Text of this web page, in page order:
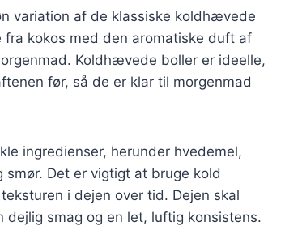
variation af de klassiske koldhævede
kokos med den aromatiske duft af
Koldhævede boller er ideelle,
før, så de er klar til morgenmad
ingredienser, herunder hvedemel,
Det er vigtigt at bruge kold
i dejen over tid. Dejen skal
smag og en let, luftig konsistens.